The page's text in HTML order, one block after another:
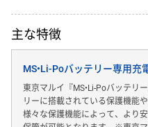
主な特徴
MS•Li-Poバッテリー専用充
東京マルイ『MS•Li-Poバッテリ
リーに搭載されている保護機能
様々な保護機能によって、より